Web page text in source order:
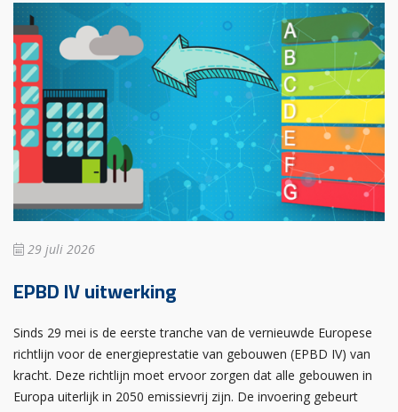
29 juli 2026
EPBD IV uitwerking
Sinds 29 mei is de eerste tranche van de vernieuwde Europese
richtlijn voor de energieprestatie van gebouwen (EPBD IV) van
kracht. Deze richtlijn moet ervoor zorgen dat alle gebouwen in
Europa uiterlijk in 2050 emissievrij zijn. De invoering gebeurt